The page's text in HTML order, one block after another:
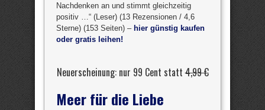
Nachdenken an und stimmt gleichzeitig
positiv …“ (Leser) (13 Rezensionen / 4,6
Sterne) (153 Seiten) – hier günstig kaufen
oder gratis leihen!
Neuerscheinung: nur 99 Cent statt4,99 €
Meer für die Liebe